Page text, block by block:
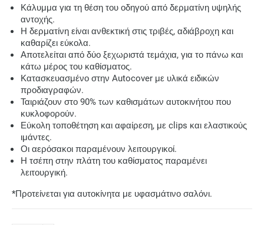
Κάλυμμα για τη θέση του οδηγού από δερματίνη υψηλής
αντοχής.
Η δερματίνη είναι ανθεκτική στις τριβές, αδιάβροχη και
καθαρίζει εύκολα.
Αποτελείται από δύο ξεχωριστά τεμάχια, για το πάνω και
κάτω μέρος του καθίσματος.
Κατασκευασμένο στην Autocover με υλικά ειδικών
προδιαγραφών.
Ταιριάζουν στο 90% των καθισμάτων αυτοκινήτου που
κυκλοφορούν.
Εύκολη τοποθέτηση και αφαίρεση, με clips και ελαστικούς
ιμάντες.
Οι αερόσακοι παραμένουν λειτουργικοί.
Η τσέπη στην πλάτη του καθίσματος παραμένει
λειτουργική.
*Προτείνεται για αυτοκίνητα με υφασμάτινο σαλόνι.